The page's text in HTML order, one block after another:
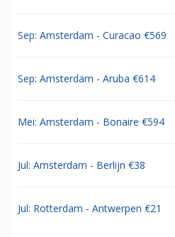
Sep: Amsterdam - Curacao €569
Sep: Amsterdam - Aruba €614
Mei: Amsterdam - Bonaire €594
Jul: Amsterdam - Berlijn €38
Jul: Rotterdam - Antwerpen €21